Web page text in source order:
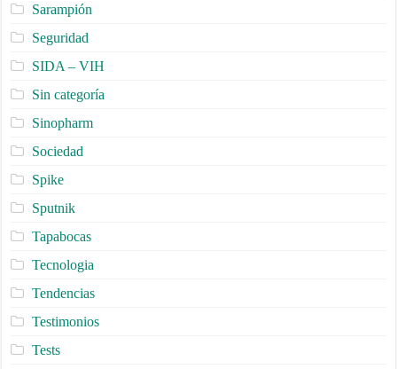
Sarampión
Seguridad
SIDA – VIH
Sin categoría
Sinopharm
Sociedad
Spike
Sputnik
Tapabocas
Tecnologia
Tendencias
Testimonios
Tests